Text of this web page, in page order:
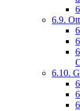
6.9.
6.10.